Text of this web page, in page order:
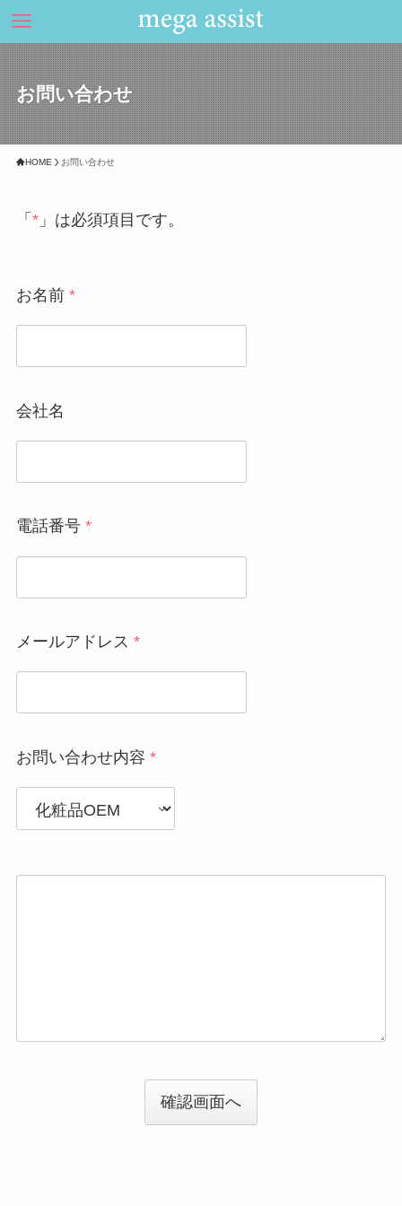
お問い合わせ
HOME お問い合わせ
「 *」は必須項目です。
お名前 *
会社名
電話番号 *
メールアドレス *
お問い合わせ内容 *
確認画面へ